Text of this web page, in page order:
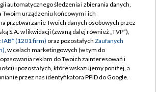
TVP
Abonament TVP
Sklep TVP
Biuro Reklamy
Oferta Handlowa
Regulamin TVP
Polityka prywatności
Moje zgody
Biuro reklamy
automatycznego śledzenia i zbierania danych,
Twoim urządzeniu końcowym i ich
przetwarzanie Twoich danych osobowych przez
S.A. w likwidacji (zwaną dalej również „TVP”),
IAB* (1201 firm) oraz pozostałych Zaufanych
, w celach marketingowych (w tym do
reklam do Twoich zainteresowań i
i pozostałych, które wskazujemy poniżej, a
przez nas identyfikatora PPID do Google.